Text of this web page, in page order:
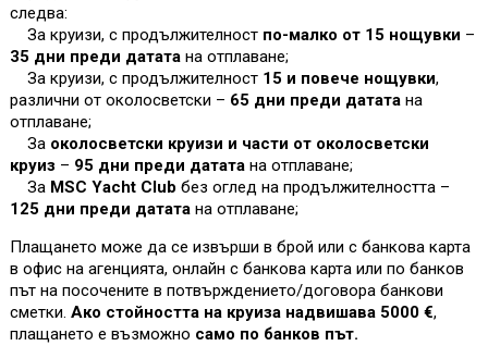
следва:
За круизи, с продължителност по-малко от 15 нощувки –
35 дни преди датата на отплаване;
За круизи, с продължителност15 и повече нощувки,
различни от околосветски – 65 дни преди датата на
отплаване;
За околосветски круизи и части от околосветски
круиз – 95 дни преди датата на отплаване;
За MSC Yacht Club без оглед на продължителността –
125 дни преди датата на отплаване;
Плащането може да се извърши в брой или с банкова карта
в офис на агенцията, онлайн с банкова карта или по банков
път на посочените в потвърждението/договора банкови
сметки. Ако стойността на круиза надвишава 5000 €,
плащането е възможно само по банков път.